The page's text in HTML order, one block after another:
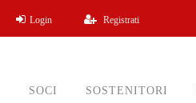
Login Registrati
SOCI SOSTENITORI